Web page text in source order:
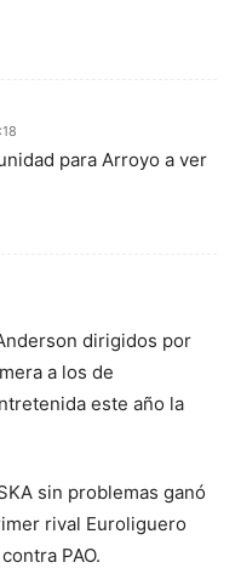
para Arroyo a ver
dirigidos por
a los de
este año la
sin problemas ganó
rival Euroliguero
PAO.